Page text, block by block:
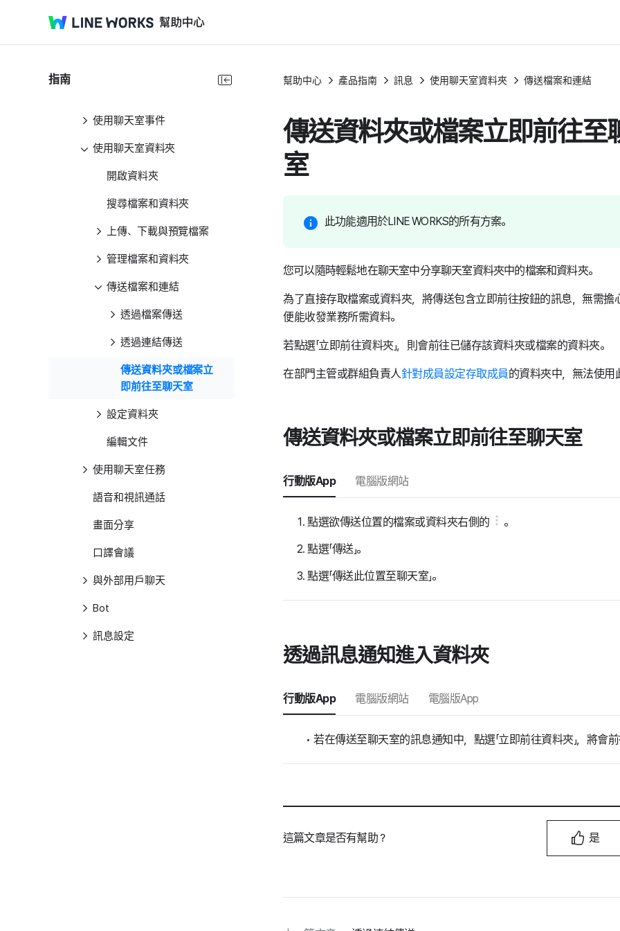
指南
使用聊天室事件
使用聊天室資料夾
開啟資料夾
搜尋檔案和資料夾
上傳、下載與預覽檔案
管理檔案和資料夾
傳送檔案和連結
透過檔案傳送
透過連結傳送
傳送資料夾或檔案立
即前往至聊天室
設定資料夾
編輯文件
使用聊天室任務
語音和視訊通話
畫面分享
口譯會議
與外部用戶聊天
Bot
訊息設定
幫助中心 產品指南 訊息 使用聊天室資料夾 傳送檔案和連結
傳送資料夾或檔案立即前往至
室
此功能適用於LINE WORKS的所有方案。
您可以隨時輕鬆地在聊天室中分享聊天室資料夾中的檔案和資料夾。
為了直接存取檔案或資料夾，將傳送包含立即前往按鈕的訊息，無需擔
便能收發業務所需資料。
若點選「立即前往資料夾」，則會前往已儲存該資料夾或檔案的資料夾。
在部門主管或群組負責人針對成員設定存取成員的資料夾中，無法使用
傳送資料夾或檔案立即前往至聊天室
行動版App 電腦版網站
點選欲傳送位置的檔案或資料夾右側的 。
點選「傳送」。
點選「傳送此位置至聊天室」。
透過訊息通知進入資料夾
行動版App 電腦版網站 電腦版App
若在傳送至聊天室的訊息通知中，點選「立即前往資料夾」，將會
這篇文章是否有幫助？ 是